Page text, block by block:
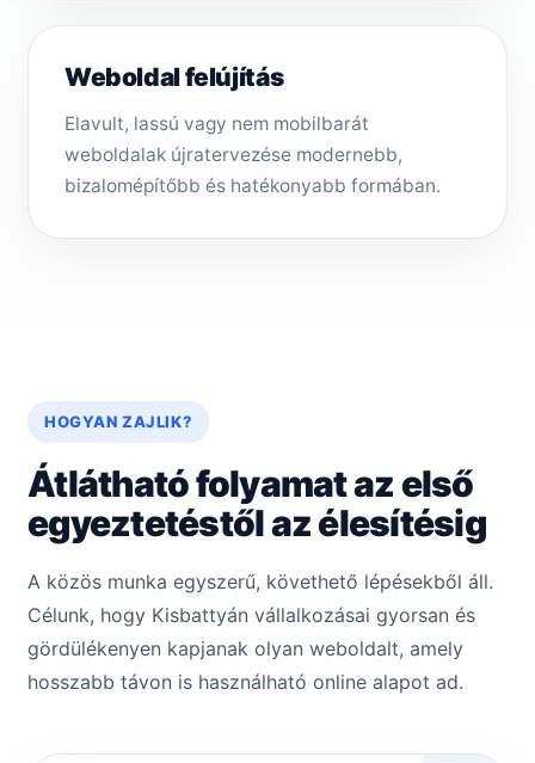
Weboldal felújítás
Elavult, lassú vagy nem mobilbarát
weboldalak újratervezése modernebb,
bizalomépítőbb és hatékonyabb formában.
HOGYAN ZAJLIK?
Átlátható folyamat az első
egyeztetéstől az élesítésig
A közös munka egyszerű, követhető lépésekből áll.
Célunk, hogy Kisbattyán vállalkozásai gyorsan és
gördülékenyen kapjanak olyan weboldalt, amely
hosszabb távon is használható online alapot ad.